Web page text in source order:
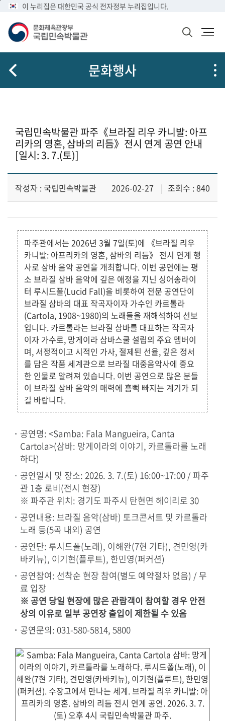
가
가
이 누리집은 대한민국 공식 전자정부 누리집입니다.
검
창
문화행사
국립민속박물관 파주《브라질 리우 카니발: 아프
리카의 영혼, 삼바의 리듬》전시 연계 공연 안내
[일시: 3. 7.(토)]
작성자 : 국립민속박물관 2026-02-27 조회수 : 840
파주관에서는 2026년 3월 7일(토)에 《브라질 리우
카니발: 아프리카의 영혼, 삼바의 리듬》 전시 연계 행
사로 삼바 음악 공연을 개최합니다. 이번 공연에는 평
소 브라질 삼바 음악에 깊은 애정을 지닌 싱어송라이
터 루시드폴(Lucid Fall)을 비롯하여 전문 공연단이
브라질 삼바의 대표 작곡자이자 가수인 카르톨라
(Cartola, 1908~1980)의 노래들을 재해석하여 선보
입니다. 카르톨라는 브라질 삼바를 대표하는 작곡자
이자 가수로, 망게이라 삼바스쿨 설립의 주요 멤버이
며, 서정적이고 시적인 가사, 절제된 선율, 깊은 정서
를 담은 작품 세계관으로 브라질 대중음악사에 중요
한 인물로 알려져 있습니다. 이번 공연으로 많은 분들
이 브라질 삼바 음악의 매력에 흠뻑 빠지는 계기가 되
길 바랍니다.
공연명: <Samba: Fala Mangueira, Canta
Cartola>(삼바: 망게이라의 이야기, 카르톨라를 노래
하다)
공연일시 및 장소: 2026. 3. 7.(토) 16:00~17:00 / 파주
관 1층 로비(전시 현장)
※ 파주관 위치: 경기도 파주시 탄현면 헤이리로 30
공연내용: 브라질 음악(삼바) 토크콘서트 및 카르톨라
노래 등(5곡 내외) 공연
공연단: 루시드폴(노래), 이해완(7현 기타), 견민영(카
바키뉴), 이기현(플루트), 한민영(퍼커션)
공연참여: 선착순 현장 참여(별도 예약절차 없음) / 무
료 입장
※ 공연 당일 현장에 많은 관람객이 참여할 경우 안전
상의 이유로 일부 공연장 출입이 제한될 수 있음
공연문의: 031-580-5814, 5800